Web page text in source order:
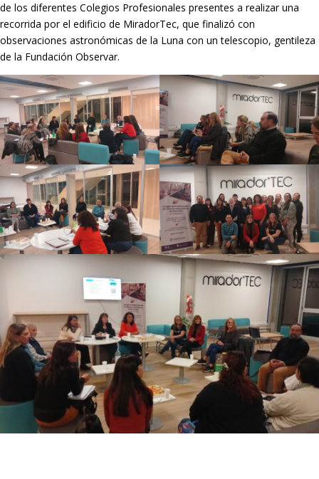
de los diferentes Colegios Profesionales presentes a realizar una
recorrida por el edificio de MiradorTec, que finalizó con
observaciones astronómicas de la Luna con un telescopio, gentileza
de la Fundación Observar.